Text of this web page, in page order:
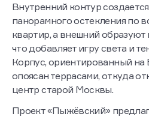
Внутренний контур
панорамного остекления по
квартир, а внешний образуют
что добавляет игру света и
Корпус, ориентированный
опоясан террасами, откуда
центр старой Москвы.
Проект «Пыжёвский»